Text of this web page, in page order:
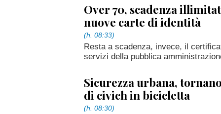
Over 70, scadenza
nuove carte di identità
(h. 08:33)
Resta a scadenza, invece, il
servizi della pubblica
Sicurezza urbana,
di civich in bicicletta
(h. 08:30)